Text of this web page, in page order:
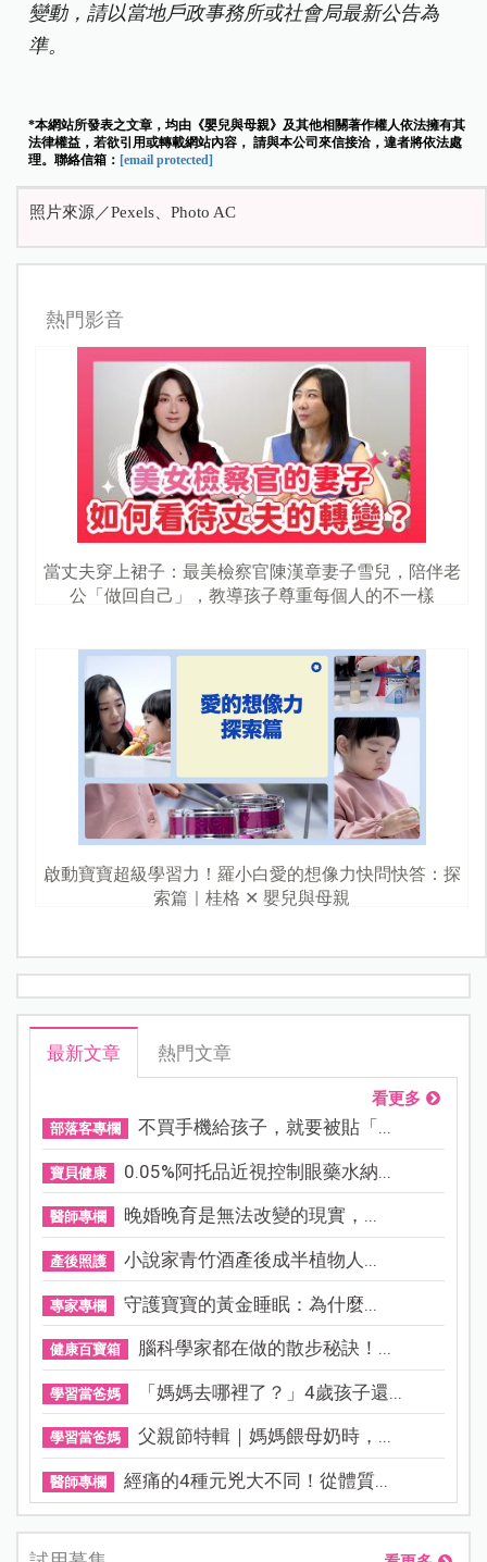
變動，請以當地戶政事務所或社會局最新公告為
準。
*本網站所發表之文章，均由《嬰兒與母親》及其他相關著作權人依法擁有其
法律權益，若欲引用或轉載網站內容， 請與本公司來信接洽，違者將依法處
理。聯絡信箱： [email protected]
照片來源／Pexels、Photo AC
熱門影音
當丈夫穿上裙子：最美檢察官陳漢章妻子雪兒，陪伴老
公「做回自己」，教導孩子尊重每個人的不一樣
啟動寶寶超級學習力！羅小白愛的想像力快問快答：探
索篇｜桂格 ✕ 嬰兒與母親
最新文章 熱門文章
看更多
部落客專欄 不買手機給孩子，就要被貼「...
寶貝健康 0.05%阿托品近視控制眼藥水納...
醫師專欄 晚婚晚育是無法改變的現實，...
產後照護 小說家青竹酒產後成半植物人...
專家專欄 守護寶寶的黃金睡眠：為什麼...
健康百寶箱 腦科學家都在做的散步秘訣！...
學習當爸媽 「媽媽去哪裡了？」4歲孩子還...
學習當爸媽 父親節特輯｜媽媽餵母奶時，...
醫師專欄 經痛的4種元兇大不同！從體質...